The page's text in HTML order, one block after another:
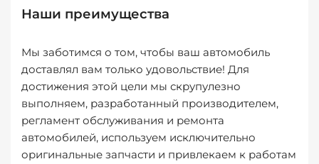
Наши преимущества
Мы заботимся о том, чтобы ваш автомобиль
доставлял вам только удовольствие! Для
достижения этой цели мы скрупулезно
выполняем, разработанный производителем,
регламент обслуживания и ремонта
автомобилей, используем исключительно
оригинальные запчасти и привлекаем к работам